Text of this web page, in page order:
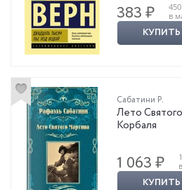
383 ₽
в
КУПИТЬ
Сабатини Р.
Лето
Корбаля
1 063 ₽
КУПИТЬ